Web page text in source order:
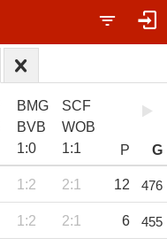
BMG
BVB
1:0
SCF
WOB
1:1 P G
1:2 2:1 12 476
1:2 2:1 6 455